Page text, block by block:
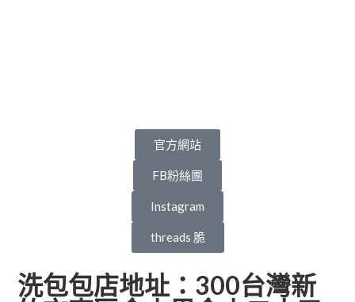
官方網站
FB粉絲團
Instagram
threads 脆
洗包包店地址：300台灣新